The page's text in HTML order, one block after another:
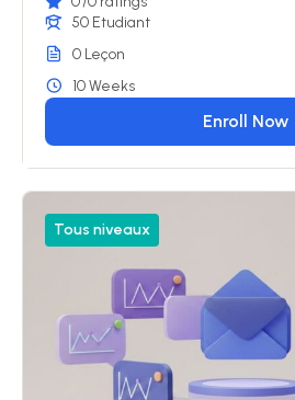
50 Etudiant
0 Leçon
10 Weeks
Enroll Now
Tous niveaux